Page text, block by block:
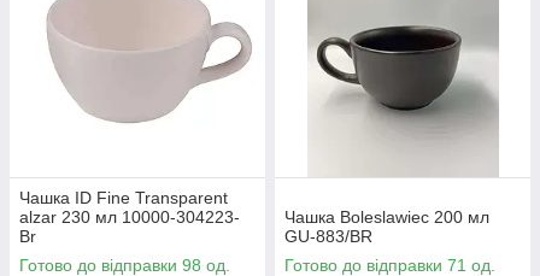
Чашка ID Fine Transparent
alzar 230 мл 10000-304223-
Br
Готово до відправки 98 од.
Чашка Boleslawiec 200 мл
GU-883/BR
Готово до відправки 71 од.